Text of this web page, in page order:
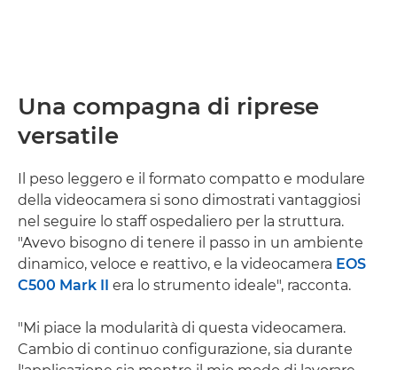
Una compagna di riprese
versatile
Il peso leggero e il formato compatto e modulare
della videocamera si sono dimostrati vantaggiosi
nel seguire lo staff ospedaliero per la struttura.
"Avevo bisogno di tenere il passo in un ambiente
dinamico, veloce e reattivo, e la videocamera EOS
C500 Mark II
era lo strumento ideale", racconta.
"Mi piace la modularità di questa videocamera.
Cambio di continuo configurazione, sia durante